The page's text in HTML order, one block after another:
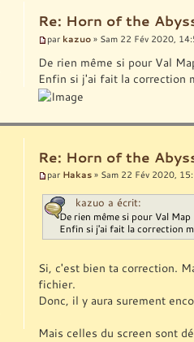
Re: Horn of the
par kazuo » Sam 22 Fév 2020,
De rien même si pour Val
Enfin si j'ai fait la correction
Re: Horn of the
par Hakas » Sam 22 Fév 2020,
kazuo a écrit:
De rien même si pour Val
Enfin si j'ai fait la correction
Si, c'est bien ta correction.
fichier.
Donc, il y aura surement
Mais celles du screen sont